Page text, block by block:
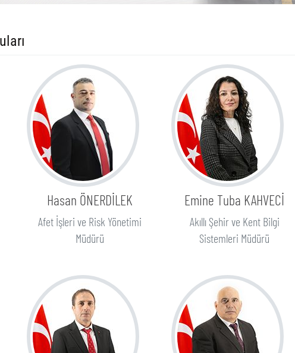
Hasan ÖNERDİLEK
Afet İşleri ve Risk Yönetimi
Müdürü
Emine Tuba KAHVECİ
Akıllı Şehir ve Kent Bilgi
Sistemleri Müdürü